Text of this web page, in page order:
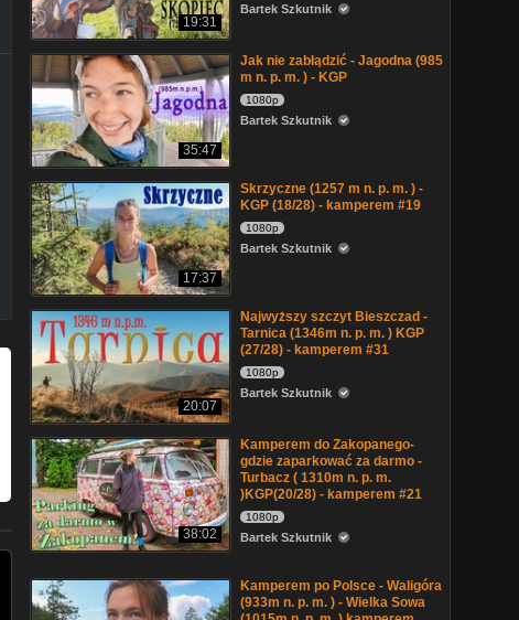
19:31
Bartek Szkutnik
35:47
Jak nie zabłądzić - Jagodna (985
m n. p. m. ) - KGP
1080p
Bartek Szkutnik
17:37
Skrzyczne (1257 m n. p. m. ) -
KGP (18/28) - kamperem #19
1080p
Bartek Szkutnik
20:07
Najwyższy szczyt Bieszczad -
Tarnica (1346m n. p. m. ) KGP
(27/28) - kamperem #31
1080p
Bartek Szkutnik
38:02
Kamperem do Zakopanego-
gdzie zaparkować za darmo -
Turbacz ( 1310m n. p. m.
)KGP(20/28) - kamperem #21
1080p
Bartek Szkutnik
Kamperem po Polsce - Waligóra
(933m n. p. m. ) - Wielka Sowa